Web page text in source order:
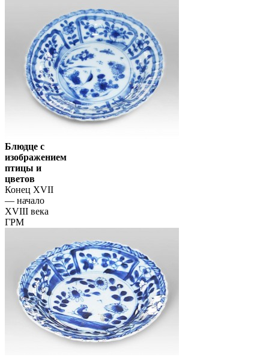
Блюдце с
изображением
птицы и
цветов
Конец XVII
— начало
XVIII века
ГРМ